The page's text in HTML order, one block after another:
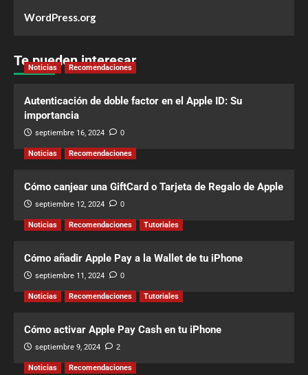
WordPress.org
Te pueden interesar
Noticias Recomendaciones
Autenticación de doble factor en el Apple ID: Su
importancia
septiembre 16, 2024 0
Noticias Recomendaciones
Cómo canjear una GiftCard o Tarjeta de Regalo de Apple
septiembre 12, 2024 0
Noticias Recomendaciones Tutoriales
Cómo añadir Apple Pay a la Wallet de tu iPhone
septiembre 11, 2024 0
Noticias Recomendaciones Tutoriales
Cómo activar Apple Pay Cash en tu iPhone
septiembre 9, 2024 2
Noticias Recomendaciones